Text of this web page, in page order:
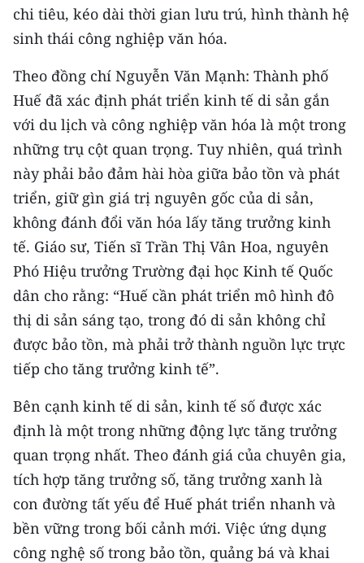
chi tiêu, kéo dài thời gian lưu trú, hình thành hệ
sinh thái công nghiệp văn hóa.
Theo đồng chí Nguyễn Văn Mạnh: Thành phố
Huế đã xác định phát triển kinh tế di sản gắn
với du lịch và công nghiệp văn hóa là một trong
những trụ cột quan trọng. Tuy nhiên, quá trình
này phải bảo đảm hài hòa giữa bảo tồn và phát
triển, giữ gìn giá trị nguyên gốc của di sản,
không đánh đổi văn hóa lấy tăng trưởng kinh
tế. Giáo sư, Tiến sĩ Trần Thị Vân Hoa, nguyên
Phó Hiệu trưởng Trường đại học Kinh tế Quốc
dân cho rằng: “Huế cần phát triển mô hình đô
thị di sản sáng tạo, trong đó di sản không chỉ
được bảo tồn, mà phải trở thành nguồn lực trực
tiếp cho tăng trưởng kinh tế”.
Bên cạnh kinh tế di sản, kinh tế số được xác
định là một trong những động lực tăng trưởng
quan trọng nhất. Theo đánh giá của chuyên gia,
tích hợp tăng trưởng số, tăng trưởng xanh là
con đường tất yếu để Huế phát triển nhanh và
bền vững trong bối cảnh mới. Việc ứng dụng
công nghệ số trong bảo tồn, quảng bá và khai